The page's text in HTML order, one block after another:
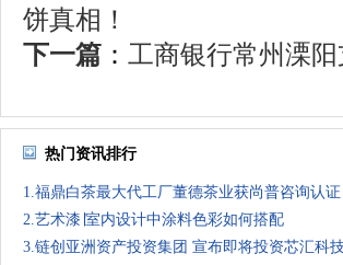
饼真相！
下一篇 ： 工商银行常州溧
热门资讯排行
1.福鼎白茶最大代工厂董德茶业获尚普咨询认
2.艺术漆∣室内设计中涂料色彩如何搭配
3.链创亚洲资产投资集团 宣布即将投资芯汇科